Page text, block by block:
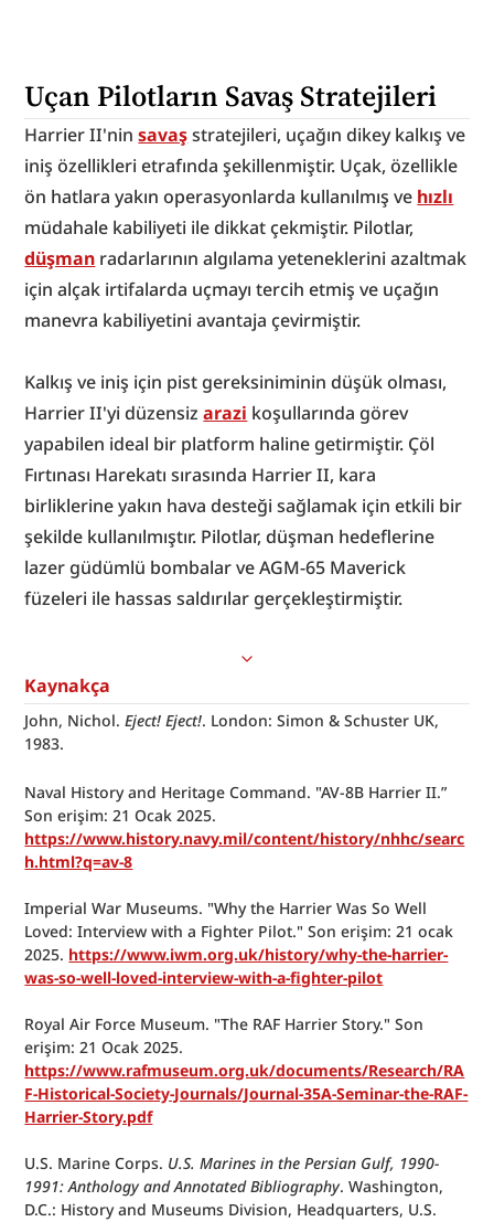
Uçan Pilotların Savaş Stratejileri
Harrier II'nin savaş stratejileri, uçağın dikey kalkış ve
iniş özellikleri etrafında şekillenmiştir. Uçak, özellikle
ön hatlara yakın operasyonlarda kullanılmış ve hızlı
düşman radarlarının algılama yeteneklerini azaltmak
için alçak irtifalarda uçmayı tercih etmiş ve uçağın
manevra kabiliyetini avantaja çevirmiştir.
Kalkış ve iniş için pist gereksiniminin düşük olması,
Harrier II'yi düzensiz arazi koşullarında görev
yapabilen ideal bir platform haline getirmiştir. Çöl
Fırtınası Harekatı sırasında Harrier II, kara
birliklerine yakın hava desteği sağlamak için etkili bir
şekilde kullanılmıştır. Pilotlar, düşman hedeflerine
lazer güdümlü bombalar ve AGM-65 Maverick
füzeleri ile hassas saldırılar gerçekleştirmiştir.
Kaynakça
John, Nichol. Eject! Eject!. London: Simon & Schuster UK,
1983.
Naval History and Heritage Command. "AV-8B Harrier II.”
https://www.history.navy.mil/content/history/nhhc/searc
h.html?q=av-8
Imperial War Museums. "Why the Harrier Was So Well
Loved: Interview with a Fighter Pilot." Son erişim: 21 ocak
2025. https://www.iwm.org.uk/history/why-the-harrier-
was-so-well-loved-interview-with-a-fighter-pilot
Royal Air Force Museum. "The RAF Harrier Story." Son
https://www.rafmuseum.org.uk/documents/Research/RA
F-Historical-Society-Journals/Journal-35A-Seminar-the-RAF-
Harrier-Story.pdf
U.S. Marine Corps. U.S. Marines in the Persian Gulf, 1990-
1991: Anthology and Annotated Bibliography. Washington,
D.C.: History and Museums Division, Headquarters, U.S.